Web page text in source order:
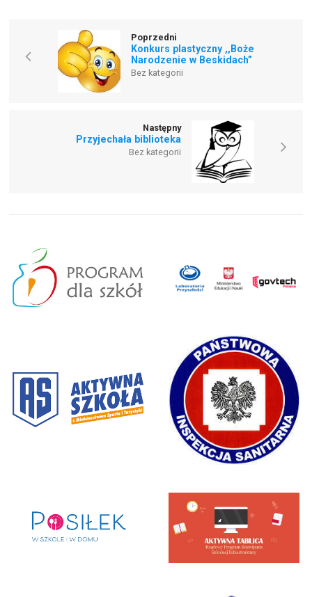
Poprzedni
Konkurs plastyczny ,,Boże
Narodzenie w Beskidach”
Bez kategorii
Następny
Przyjechała biblioteka
Bez kategorii